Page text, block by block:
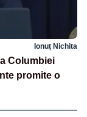
Ionuț Nichita
Columbiei
promite o